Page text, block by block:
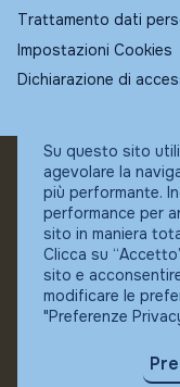
Trattamento dati
Impostazioni Cookies
Dichiarazione di
© Fundstore
Collocatore
Banca Ifigest SpA
P.Iva: 04337180485
Su questo sito
agevolare la
più performante.
performance per
sito in maniera
Clicca su
sito e
modificare le
"Preferenze